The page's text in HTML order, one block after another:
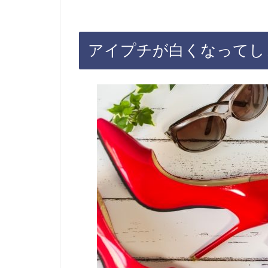
アイプチが白くなって